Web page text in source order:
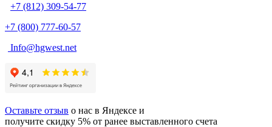
+7 (812) 309-54-77
+7 (800) 777-60-57
Info@hgwest.net
Оставьте отзыв о нас в Яндексе и
получите скидку 5% от ранее выставленного счета